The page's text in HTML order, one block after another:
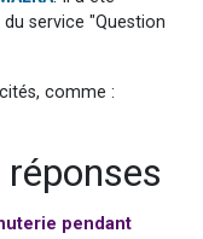
13 personnes viennent de demander une bénédiction
en groupe sur Zoom
Torah-Box Music
29 personnes viennent de demander une bénédiction
service "Question
comme :
pendant